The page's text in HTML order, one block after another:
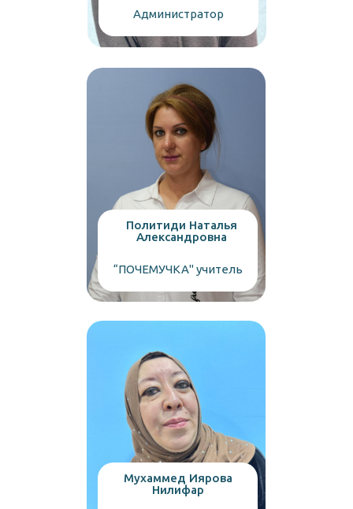
Администратор
Политиди Наталья
Александровна
“ПОЧЕМУЧКА" учитель
Мухаммед Иярова
Нилифар